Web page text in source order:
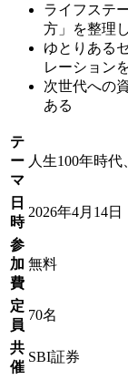
ライフステ
方」を整理
ゆとりある
レーション
次世代への
ある
テ
ー
マ
人生100年時
日
時
2026年4月14日
参
加
費
無料
定
員
70名
共
催
SBI証券